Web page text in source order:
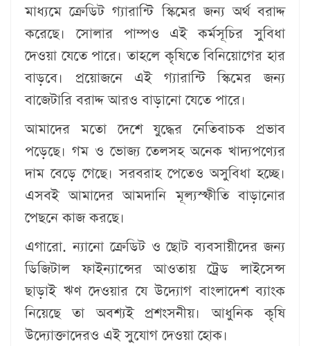
মাধ্যমে ক্রেডিট গ্যারান্টি স্কিমের জন্য অর্থ বরাদ্দ
করেছে। সোলার পাম্পও এই কর্মসূচির সুবিধা
দেওয়া যেতে পারে। তাহলে কৃষিতে বিনিয়োগের হার
বাড়বে। প্রয়োজনে এই গ্যারান্টি স্কিমের জন্য
বাজেটারি বরাদ্দ আরও বাড়ানো যেতে পারে।
আমাদের মতো দেশে যুদ্ধের নেতিবাচক প্রভাব
পড়েছে। গম ও ভোজ্য তেলসহ অনেক খাদ্যপণ্যের
দাম বেড়ে গেছে। সরবরাহ পেতেও অসুবিধা হচ্ছে।
এসবই আমাদের আমদানি মূল্যস্ফীতি বাড়ানোর
পেছনে কাজ করছে।
এগারো. ন্যানো ক্রেডিট ও ছোট ব্যবসায়ীদের জন্য
ডিজিটাল ফাইন্যান্সের আওতায় ট্রেড লাইসেন্স
ছাড়াই ঋণ দেওয়ার যে উদ্যোগ বাংলাদেশ ব্যাংক
নিয়েছে তা অবশ্যই প্রশংসনীয়। আধুনিক কৃষি
উদ্যোক্তাদেরও এই সুযোগ দেওয়া হোক।